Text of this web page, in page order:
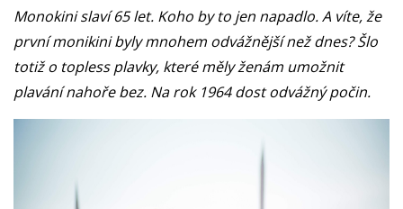
Monokini slaví 65 let. Koho by to jen napadlo. A víte, že
první monikini byly mnohem odvážnější než dnes? Šlo
totiž o topless plavky, které měly ženám umožnit
plavání nahoře bez. Na rok 1964 dost odvážný počin.